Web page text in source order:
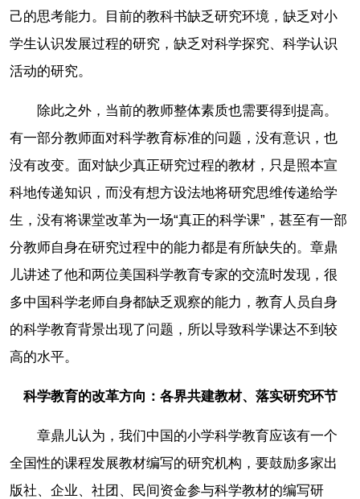
己的思考能力。目前的教科书缺乏研究环境，缺乏对小
学生认识发展过程的研究，缺乏对科学探究、科学认识
活动的研究。
除此之外，当前的教师整体素质也需要得到提高。
有一部分教师面对科学教育标准的问题，没有意识，也
没有改变。面对缺少真正研究过程的教材，只是照本宣
科地传递知识，而没有想方设法地将研究思维传递给学
生，没有将课堂改革为一场“真正的科学课”，甚至有一部
分教师自身在研究过程中的能力都是有所缺失的。章鼎
儿讲述了他和两位美国科学教育专家的交流时发现，很
多中国科学老师自身都缺乏观察的能力，教育人员自身
的科学教育背景出现了问题，所以导致科学课达不到较
高的水平。
科学教育的改革方向：各界共建教材、落实研究环节
章鼎儿认为，我们中国的小学科学教育应该有一个
全国性的课程发展教材编写的研究机构，要鼓励多家出
版社、企业、社团、民间资金参与科学教材的编写研